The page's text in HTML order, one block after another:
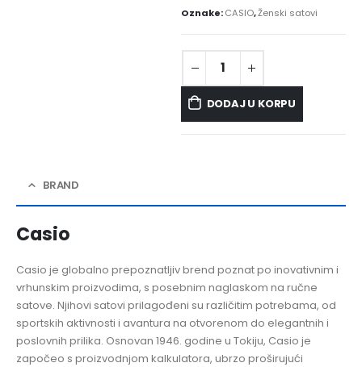
Oznake:CASIO,Ženski satovi
DODAJ U KORPU
BRAND
Casio
Casio je globalno prepoznatljiv brend poznat po inovativnim i
vrhunskim proizvodima, s posebnim naglaskom na ručne
satove. Njihovi satovi prilagođeni su različitim potrebama, od
sportskih aktivnosti i avantura na otvorenom do elegantnih i
poslovnih prilika. Osnovan 1946. godine u Tokiju, Casio je
započeo s proizvodnjom kalkulatora, ubrzo proširujući